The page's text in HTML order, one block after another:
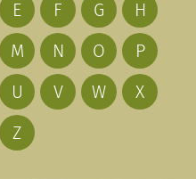
E F G
H
M N O
P
U V W
X
Z